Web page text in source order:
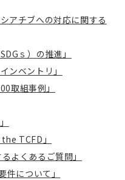
アチブへの対応に関する
ｓ）の推進」
ンベントリ」
取組事例」
TCFD」
よくあるご質問」
について」